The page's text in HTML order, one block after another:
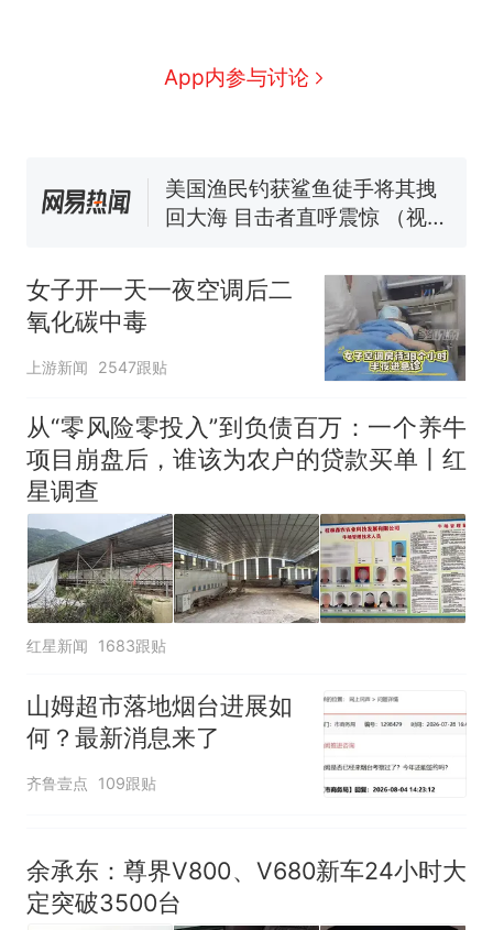
App内参与讨论
费大厨“全国小炒肉大王”称
140多朵
美国渔民钓获鲨鱼徒手将其拽
回大海 目击者直呼震惊 （视频
官方通报
热
那个在床头放菜刀的女孩，
因老师一句“跟我回家”改写了
人生
女子开一天一夜空调后二
氧化碳中毒
上游新闻 2547跟贴
从“零风险零投入”到负债百万：一个养牛
项目崩盘后，谁该为农户的贷款买单丨红
星调查
红星新闻 1683跟贴
山姆超市落地烟台进展如
何？最新消息来了
齐鲁壹点 109跟贴
余承东：尊界V800、V680新车24小时大
定突破3500台